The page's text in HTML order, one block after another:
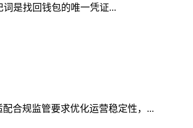
是找回钱包的唯一凭证...
合规监管要求优化运营稳定性，...